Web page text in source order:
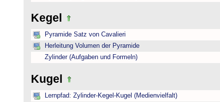
Kegel
Pyramide Satz von Cavalieri
Herleitung Volumen der Pyramide
Zylinder (Aufgaben und Formeln)
Kugel
Lernpfad: Zylinder-Kegel-Kugel (Medienvielfalt)